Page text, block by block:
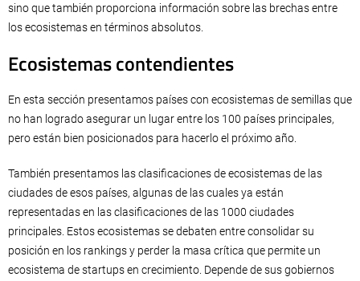
sino que también proporciona información sobre las brechas entre
los ecosistemas en términos absolutos.
Ecosistemas contendientes
En esta sección presentamos países con ecosistemas de semillas que
no han logrado asegurar un lugar entre los 100 países principales,
pero están bien posicionados para hacerlo el próximo año.
También presentamos las clasificaciones de ecosistemas de las
ciudades de esos países, algunas de las cuales ya están
representadas en las clasificaciones de las 1000 ciudades
principales. Estos ecosistemas se debaten entre consolidar su
posición en los rankings y perder la masa crítica que permite un
ecosistema de startups en crecimiento. Depende de sus gobiernos